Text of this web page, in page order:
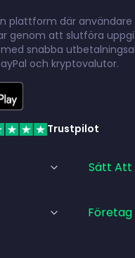
plattform där
genom att slutföra
snabba
och kryptovalutor.
Trustpilot
Sätt Att
Företag